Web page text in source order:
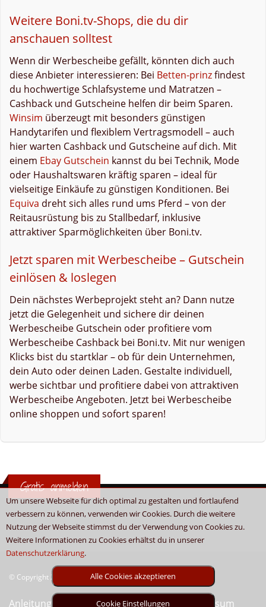
Um unsere Webseite für dich optimal zu gestalten und fortlaufend
verbessern zu können, verwenden wir Cookies. Durch die weitere
Nutzung der Webseite stimmst du der Verwendung von Cookies zu.
Weitere Informationen zu Cookies erhältst du in unserer
Datenschutzerklärung.
Alle Cookies akzeptieren
Cookie Einstellungen
Weitere Boni.tv-Shops, die du dir
anschauen solltest
Wenn dir Werbescheibe gefällt, könnten dich auch
diese Anbieter interessieren: Bei Betten-prinzfindest
du hochwertige Schlafsysteme und Matratzen –
Cashback und Gutscheine helfen dir beim Sparen.
Winsim überzeugt mit besonders günstigen
Handytarifen und flexiblem Vertragsmodell – auch
hier warten Cashback und Gutscheine auf dich. Mit
einem Ebay Gutschein kannst du bei Technik, Mode
oder Haushaltswaren kräftig sparen – ideal für
vielseitige Einkäufe zu günstigen Konditionen. Bei
Equiva dreht sich alles rund ums Pferd – von der
Reitausrüstung bis zu Stallbedarf, inklusive
attraktiver Sparmöglichkeiten über Boni.tv.
Jetzt sparen mit Werbescheibe – Gutschein
einlösen & loslegen
Dein nächstes Werbeprojekt steht an? Dann nutze
jetzt die Gelegenheit und sichere dir deinen
Werbescheibe Gutschein oder profitiere vom
Werbescheibe Cashback bei Boni.tv. Mit nur wenigen
Klicks bist du startklar – ob für dein Unternehmen,
dein Auto oder deinen Laden. Gestalte individuell,
werbe sichtbar und profitiere dabei von attraktiven
Werbescheibe Angeboten. Jetzt bei Werbescheibe
online shoppen und sofort sparen!
Gratis anmelden
© Copyright 2026 - Boni.tv / Cashback & Gutscheine
Anleitung Sitemap Kontakt Unser Impressum